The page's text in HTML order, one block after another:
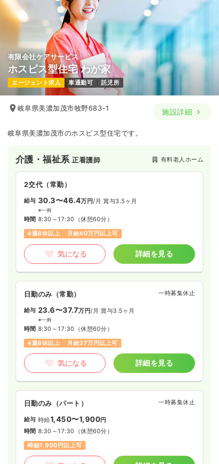
気になる 詳細を見る
オペ室(手術室)正看護師 一般＋療養
日勤のみ（常勤） 一時募集休止
給与 20.0 万円〜/月 賞与2回
※一例
月給20万円以上可
気になる 詳細を見る
有限会社ケアサービス
ホスピス型住宅 わが家
エージェント求人 車通勤可 託児所
岐阜県美濃加茂市牧野683-1 施設詳細
岐阜県美濃加茂市のホスピス型住宅です。
介護・福祉系正看護師 有料老人ホーム
2交代（常勤）
給与 30.3〜46.4万円/月 賞与3.5ヶ月
※一例
時間 8:30～17:30 （休憩60分）
4週8休以上
月給40万円以上可
気になる 詳細を見る
日勤のみ（常勤） 一時募集休止
給与 23.6〜37.7万円/月 賞与3.5ヶ月
※一例
時間 8:30～17:30 （休憩60分）
4週8休以上
月給37万円以上可
気になる 詳細を見る
日勤のみ（パート） 一時募集休止
給与 時給1,450〜1,900円
時間 8:30～17:30 （休憩60分）
時給1,900円以上可